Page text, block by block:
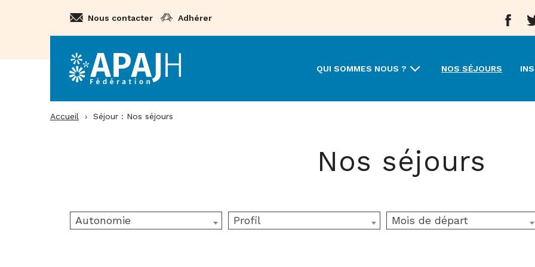
Nous contacter Adhérer
Aller
QUI SOMMES NOUS ? NOS SÉJOURS
Accueil › Séjour : Nos séjours
Nos séjours
Autonomie Profil Mois de départ